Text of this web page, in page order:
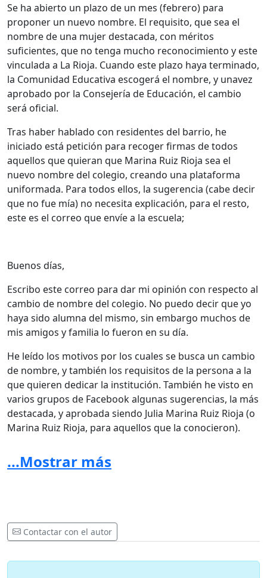
Se ha abierto un plazo de un mes (febrero) para
proponer un nuevo nombre. El requisito, que sea el
nombre de una mujer destacada, con méritos
suficientes, que no tenga mucho reconocimiento y este
vinculada a La Rioja. Cuando este plazo haya terminado,
la Comunidad Educativa escogerá el nombre, y unavez
aprobado por la Consejería de Educación, el cambio
será oficial.
Tras haber hablado con residentes del barrio, he
iniciado está petición para recoger firmas de todos
aquellos que quieran que Marina Ruiz Rioja sea el
nuevo nombre del colegio, creando una plataforma
uniformada. Para todos ellos, la sugerencia (cabe decir
que no fue mía) no necesita explicación, para el resto,
este es el correo que envíe a la escuela;
Buenos días,
Escribo este correo para dar mi opinión con respecto al
cambio de nombre del colegio. No puedo decir que yo
haya sido alumna del mismo, sin embargo muchos de
mis amigos y familia lo fueron en su día.
He leído los motivos por los cuales se busca un cambio
de nombre, y también los requisitos de la persona a la
que quieren dedicar la institución. También he visto en
varios grupos de Facebook algunas sugerencias, la más
destacada, y aprobada siendo Julia Marina Ruiz Rioja (o
Marina Ruiz Rioja, para aquellos que la conocieron).
gran escala, pero si cambió el barrio, y las vidas de
del barrio como a los vecinos individuales; a través de
varias generaciones, con su pasión y dedicación a la
...Mostrar más
Contactar con el autor